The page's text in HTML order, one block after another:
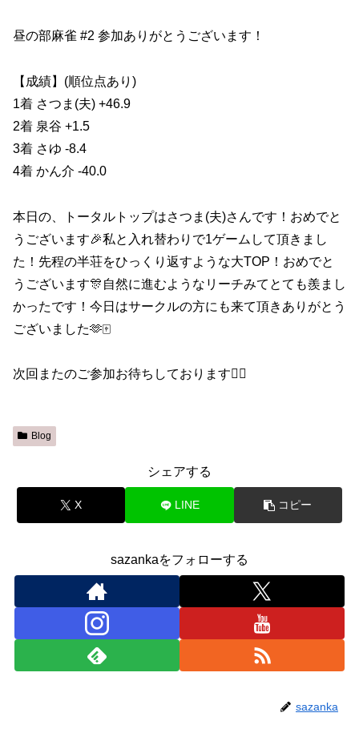
昼の部麻雀 #2 参加ありがとうございます！
【成績】(順位点あり)
1着 さつま(夫) +46.9
2着 泉谷 +1.5
3着 さゆ -8.4
4着 かん介 -40.0
本日の、トータルトップはさつま(夫)さんです！おめでと
うございます🎉私と入れ替わりで1ゲームして頂きまし
た！先程の半荘をひっくり返すような大TOP！おめでと
うございます🎊自然に進むようなリーチみてとても羨まし
かったです！今日はサークルの方にも来て頂きありがとう
ございました🫶🀄️
次回またのご参加お待ちしております🙇‍♀️
Blog
シェアする
X LINE コピー
sazankaをフォローする
sazanka